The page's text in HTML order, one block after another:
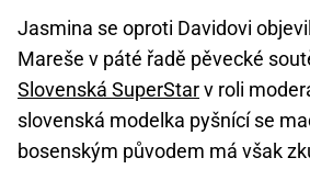
Jasmina se oproti Davidovi
Mareše v páté řadě pěvecké
Slovenská SuperStarv roli
slovenská modelka pyšnící se
bosenským původem má však